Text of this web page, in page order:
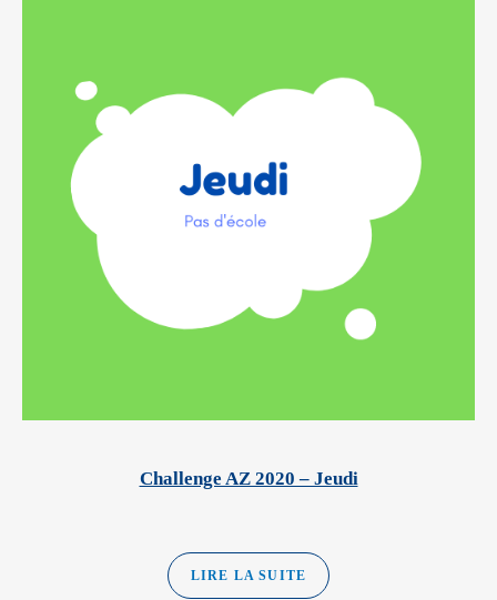
Challenge AZ 2020 – Jeudi
LIRE LA SUITE